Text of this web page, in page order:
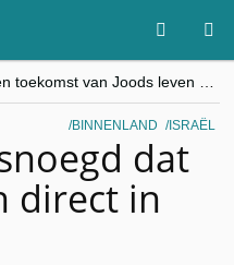
“Besnijdenisdebat toont hoe moeilijk seculiere Westen minderheden begrijpt”, Jinnih Beels (Vooruit)
CITYTRIP | ROEMENIË – Boekarest: de verrassing van Oost-Europa
BINNENLAND ISRAËL
dat
direct in